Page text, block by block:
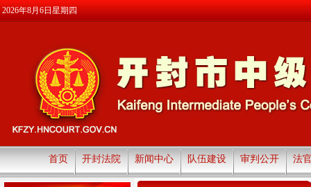
2026年8月6日星期四
首页 开封法院 新闻中心 队伍建设 审判公开 法